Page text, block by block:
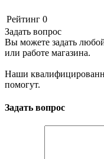
Рейтинг 0
Задать вопрос
Вы можете задать
или работе магазина.
Наши
помогут.
Задать вопрос